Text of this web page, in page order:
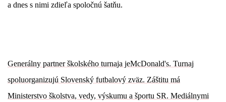
a dnes s nimi zdieľa spoločnú šatňu.
Generálny partner školského turnaja jeMcDonald's. Turnaj
spoluorganizujú Slovenský futbalový zväz. Záštitu má
Ministerstvo školstva, vedy, výskumu a športu SR. Mediálnymi